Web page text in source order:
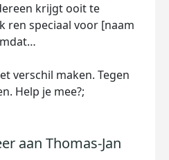
krijgt ooit te
ren speciaal voor [naam
verschil maken. Tegen
Help je mee?;
aan Thomas-Jan